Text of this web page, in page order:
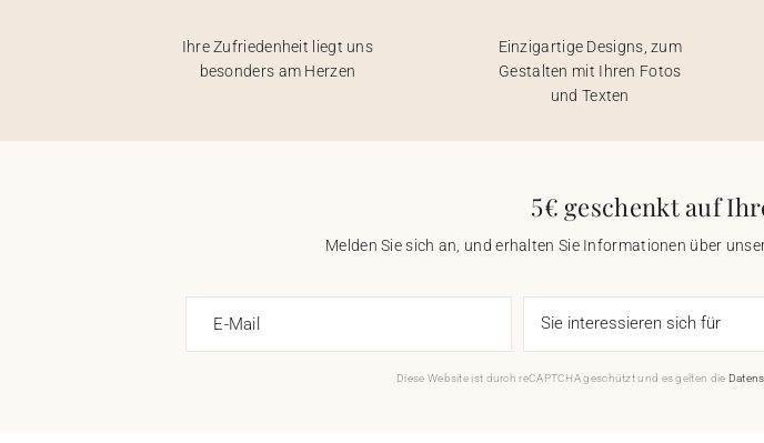
Ihre Zufriedenheit liegt uns
besonders am Herzen
Einzigartige Designs, zum
Gestalten mit Ihren Fotos
und Texten
5€ geschenkt auf
Melden Sie sich an, und erhalten Sie Informationen über
E-Mail
Diese Website ist durch reCAPTCHA geschützt und es gelten die